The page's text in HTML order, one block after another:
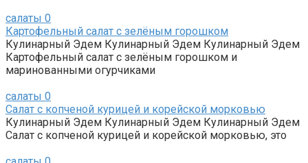
салаты 0
Картофельный салат с зелёным горошком
Кулинарный Эдем Кулинарный Эдем Кулинарный Эдем
Картофельный салат с зелёным горошком и
маринованными огурчиками
салаты 0
Салат с копченой курицей и корейской морковью
Кулинарный Эдем Кулинарный Эдем Кулинарный Эдем
Салат с копченой курицей и корейской морковью, это